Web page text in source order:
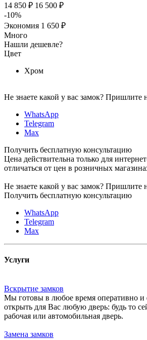
14 850 ₽ 16 500 ₽
-10%
Экономия 1 650 ₽
Много
Нашли дешевле?
Цвет
Хром
Не знаете какой у вас замок? Пришлите
WhatsApp
Telegram
Max
Получить бесплатную консультацию
Цена действительна только для
отличаться от цен в розничных
Не знаете какой у вас замок? Пришлите
Получить бесплатную консультацию
WhatsApp
Telegram
Max
Услуги
Вскрытие замков
Мы готовы в любое время оперативно и
открыть для Вас любую дверь: будь то
рабочая или автомобильная дверь.
Замена замков